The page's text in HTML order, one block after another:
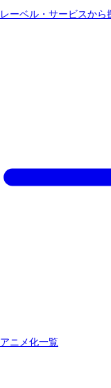
レーベル・サービスから
アニメ化一覧